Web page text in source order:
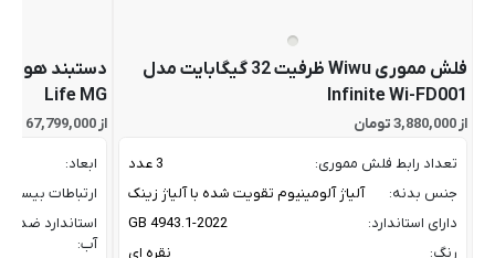
فلش مموری Wiwu ظرفیت 32 گیگابایت مدل
Infinite Wi-FD001
از 3,880,000 تومان
تعداد رابط فلش مموری:
3 عدد
جنس بدنه:
آلیاژ آلومینیوم تقویت شده با آلیاژ زینک
دارای استاندارد:
GB 4943.1-2022
رنگ:
نقره ای
Life MG
از 67,799,000 تومان
ابعاد:
ارتباطات بیسیم:
استاندارد ضد
آب: